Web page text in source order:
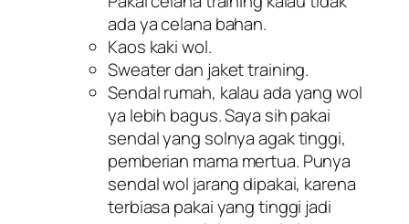
ada ya celana bahan.
Kaos kaki wol.
Sweater dan jaket training.
Sendal rumah, kalau ada yang wol
ya lebih bagus. Saya sih pakai
sendal yang solnya agak tinggi,
pemberian mama mertua. Punya
sendal wol jarang dipakai, karena
terbiasa pakai yang tinggi jadi